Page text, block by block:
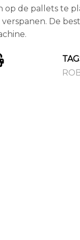
op de pallets te
De